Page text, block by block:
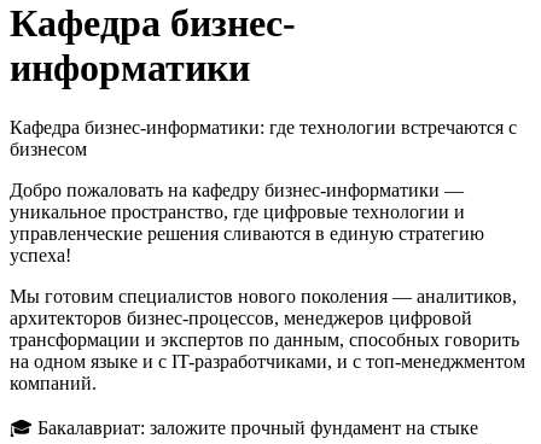
Кафедра бизнес-
информатики
Кафедра бизнес-информатики: где технологии встречаются с
бизнесом
Добро пожаловать на кафедру бизнес-информатики —
уникальное пространство, где цифровые технологии и
управленческие решения сливаются в единую стратегию
успеха!
Мы готовим специалистов нового поколения — аналитиков,
архитекторов бизнес-процессов, менеджеров цифровой
трансформации и экспертов по данным, способных говорить
на одном языке и с IT-разработчиками, и с топ-менеджментом
компаний.
🎓 Бакалавриат: заложите прочный фундамент на стыке